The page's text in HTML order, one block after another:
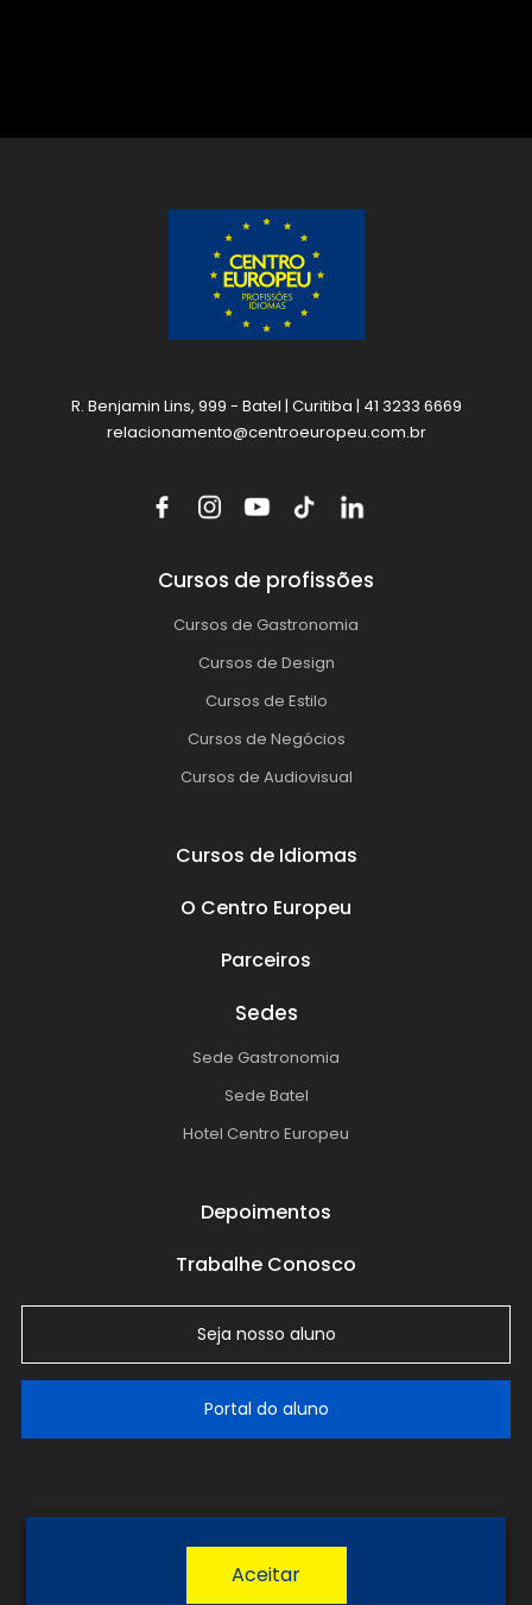
R. Benjamin Lins, 999 - Batel | Curitiba | 41 3233 6669
relacionamento@centroeuropeu.com.br
Cursos de profissões
Cursos de Gastronomia
Cursos de Design
Cursos de Estilo
Cursos de Negócios
Cursos de Audiovisual
Cursos de Idiomas
O Centro Europeu
Parceiros
Sedes
Sede Gastronomia
Sede Batel
Hotel Centro Europeu
Depoimentos
Trabalhe Conosco
Seja nosso aluno
Portal do aluno
Política de Privacidade